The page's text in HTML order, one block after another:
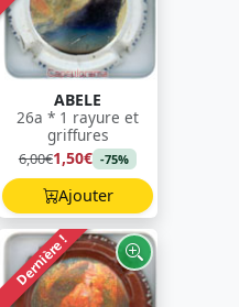
ABELE
26a * 1 rayure et
griffures
6,00€1,50€ -75%
Ajouter
Dernière !